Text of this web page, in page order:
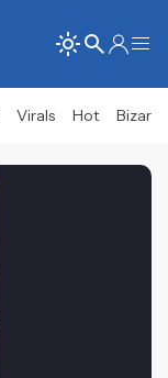
Virals Hot Bizar